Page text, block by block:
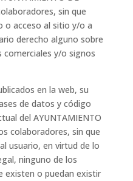
sin que
o acceso al sitio y/o a
derecho alguno sobre
comerciales y/o signos
en la web, su
de datos y código
del AYUNTAMIENTO
colaboradores, sin que
usuario, en virtud de lo
ninguno de los
existen o puedan existir